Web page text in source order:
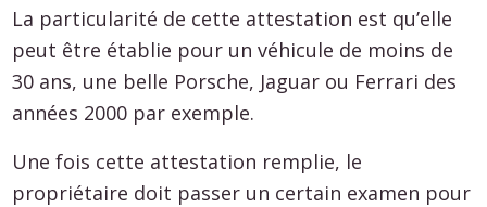
La particularité de cette attestation est qu’elle
peut être établie pour un véhicule de moins de
30 ans, une belle Porsche, Jaguar ou Ferrari des
années 2000 par exemple.
Une fois cette attestation remplie, le
propriétaire doit passer un certain examen pour